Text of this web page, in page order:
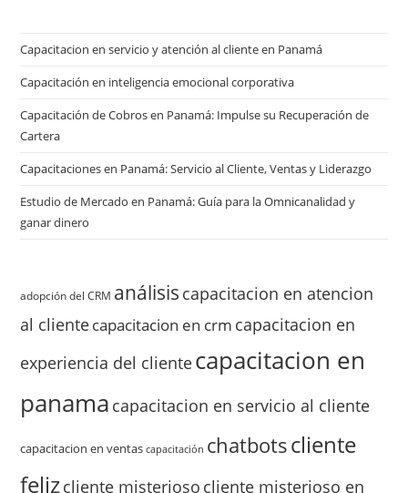
Capacitacion en servicio y atención al cliente en Panamá
Capacitación en inteligencia emocional corporativa
Capacitación de Cobros en Panamá: Impulse su Recuperación de
Cartera
Capacitaciones en Panamá: Servicio al Cliente, Ventas y Liderazgo
Estudio de Mercado en Panamá: Guía para la Omnicanalidad y
ganar dinero
adopción del CRM análisis capacitacion en atencion
al clientecapacitacion en crm capacitacion en
experiencia del clientecapacitacion en
panama capacitacion en servicio al cliente
capacitacion en ventas capacitación chatbotscliente
felizcliente misterioso cliente misterioso en